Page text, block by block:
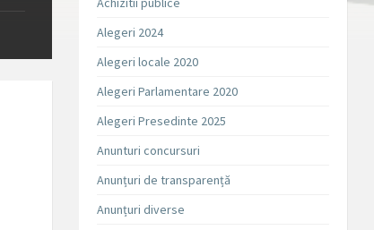
Alegeri 2024
Alegeri locale 2020
Alegeri Parlamentare 2020
Alegeri Presedinte 2025
Anunturi concursuri
Anunțuri de transparență
Anunțuri diverse